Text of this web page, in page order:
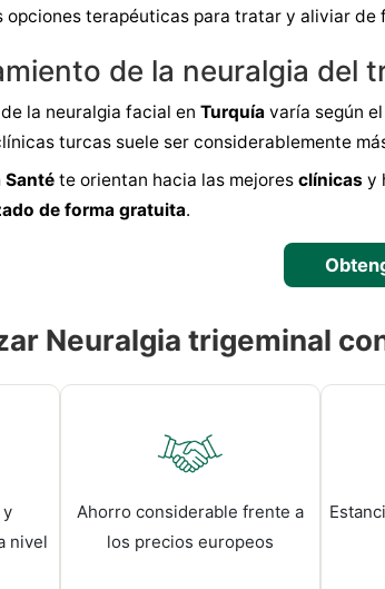
opciones terapéuticas para tratar y aliviar
de la neuralgia del
la neuralgia facial en Turquía varía según
turcas suele ser considerablemente
Santé te orientan hacia las mejores clínicas y
de forma gratuita.
Neuralgia trigeminal
nivel
Ahorro considerable frente a
los precios europeos